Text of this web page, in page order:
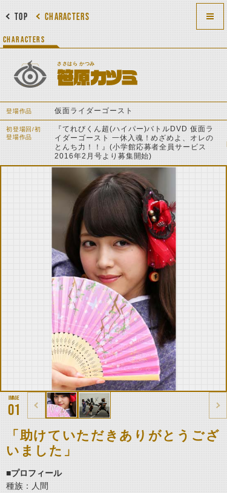
CHARACTERS
TOP
CHARACTERS
ささはら かつみ
笹原カツミ
登場作品 仮面ライダーゴースト
初登場回/初
登場作品
『てれびくん超(ハイパー)バトルDVD 仮面ラ
イダーゴースト 一休入魂！めざめよ、オレの
とんち力！！』(小学館応募者全員サービス
2016年2月号より募集開始)
01
「助けていただきありがとうござ
いました」
■プロフィール
種族：人間